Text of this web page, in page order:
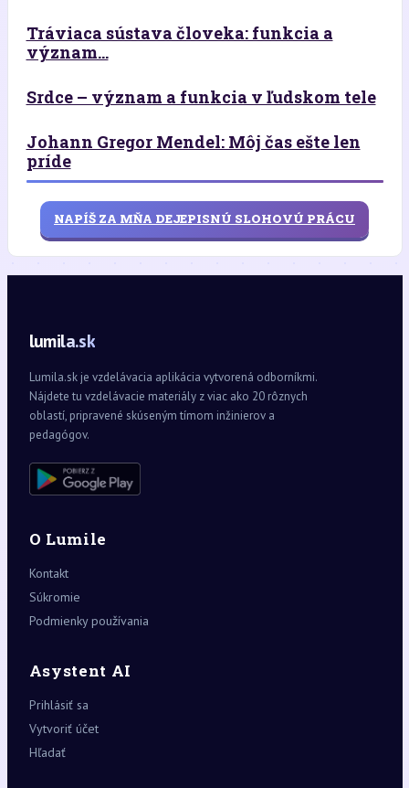
Tráviaca sústava človeka: funkcia a
význam...
Srdce – význam a funkcia v ľudskom tele
Johann Gregor Mendel: Môj čas ešte len
príde
NAPÍŠ ZA MŇA DEJEPISNÚ SLOHOVÚ PRÁCU
lumila.sk
Lumila.sk je vzdelávacia aplikácia vytvorená odborníkmi.
Nájdete tu vzdelávacie materiály z viac ako 20 rôznych
oblastí, pripravené skúseným tímom inžinierov a
pedagógov.
O Lumile
Kontakt
Súkromie
Podmienky používania
Asystent AI
Prihlásiť sa
Vytvoriť účet
Hľadať